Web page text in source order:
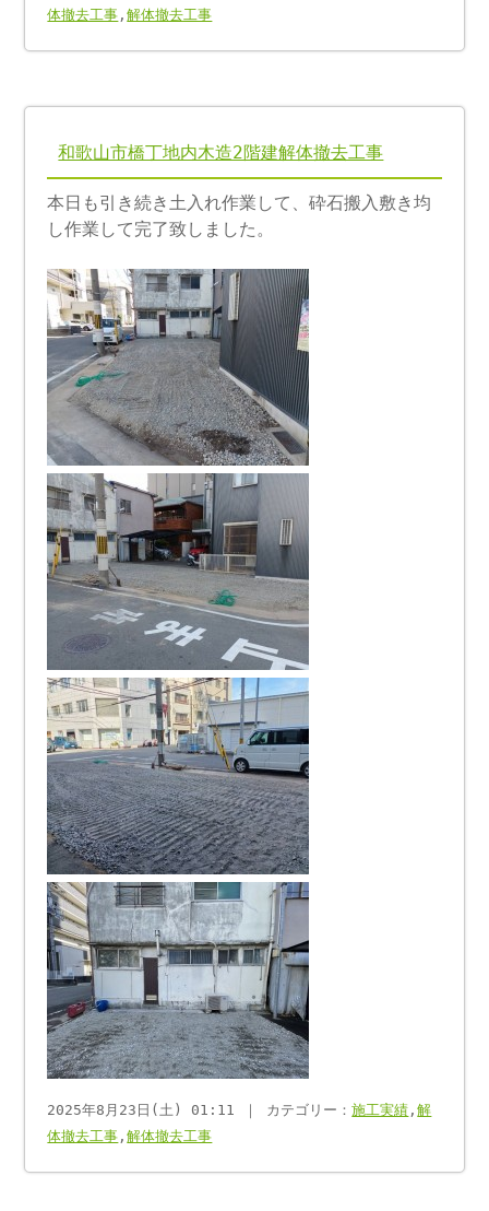
体撤去工事 ,解体撤去工事
和歌山市橋丁地内木造2階建解体撤去工事
本日も引き続き土入れ作業して、砕石搬入敷き均
し作業して完了致しました。
2025年8月23日(土) 01:11 ｜ カテゴリー：施工実績 ,解
体撤去工事 ,解体撤去工事